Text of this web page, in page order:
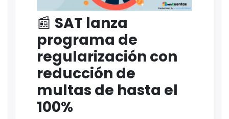
📰 SAT lanza
programa de
regularización con
reducción de
multas de hasta el
100%